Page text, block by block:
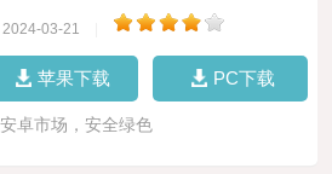
2024-03-21
苹果下载 PC下载
安卓市场，安全绿色